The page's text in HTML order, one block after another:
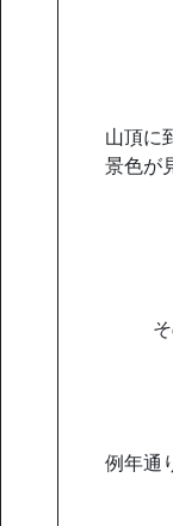
山頂に
景色が
例年通